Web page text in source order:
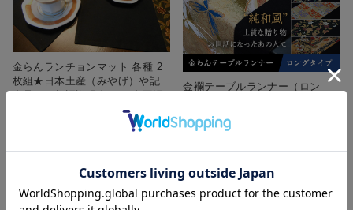
金らんランチョンマット 各種 2
枚組★日本土産（みやげ）や記
金襴テーブルランナー（ロン
念品に！英語説明書つき-中国語
も対応
¥10,500(税込 ¥11,550)
在庫を確認する